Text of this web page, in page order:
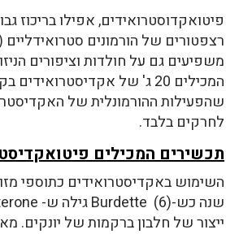
פיטואקדוסטרואידים, אפילו בריכוז
משפיעים גם על חולדות וציפורים
המכילים 20 ג' של
שהפעילות ההורמונלית של
לחרקים בלבד.
תכשירים המכילים
ייצור של חלבון ברקמות של יונקים.